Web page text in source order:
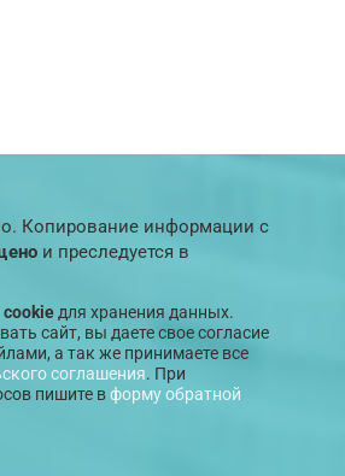
Копирование информации с
и преследуется в
cookie для хранения данных.
сайт, вы даете свое согласие
а так же принимаете все
соглашения. При
пишите вформу обратной